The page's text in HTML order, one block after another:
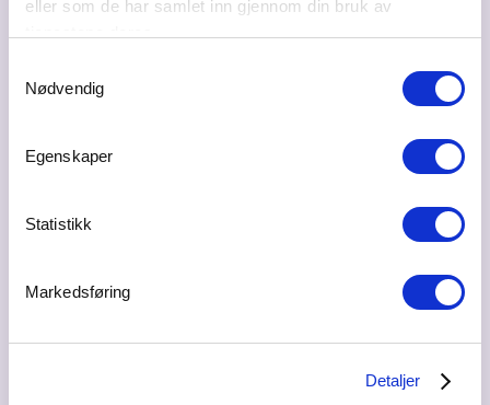
eller som de har samlet inn gjennom din bruk av
Nødvendig
Egenskaper
Statistikk
Markedsføring
Detaljer